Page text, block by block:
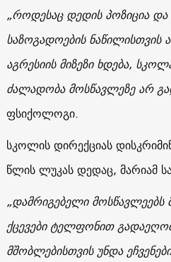
„როდესაც დედის პოზიცია და
საზოგადოების ნაწილისთვის
აგრესიის მიზეზი ხდება,
ძალადობა მოსწავლეზე არ
ფსიქოლოგი.
სკოლის დირექციას
წლის ლუკას დედაც, მარიამ
„დამრიგებელი
ქცევები ტელფონით
მშობლებისთვისუნდა